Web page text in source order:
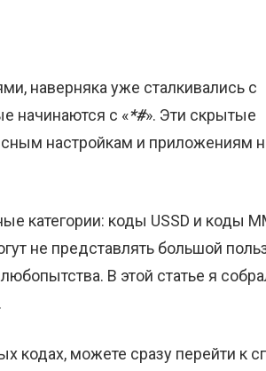
наверняка уже сталкивались с
начинаются с «*#». Эти скрытые
настройкам и приложениям
категории: коды USSD и коды
не представлять большой
В этой статье я
кодах, можете сразу перейти к